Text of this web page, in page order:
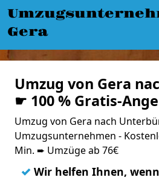
Gera
Umzug von Gera
☛ 100 % Gratis-
Umzug von Gera nach
Umzugsunternehmen -
Min. ➨ Umzüge ab 76€
✓ Wir helfen Ihnen,